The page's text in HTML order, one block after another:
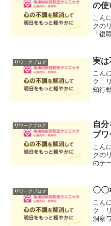
の使
こん
クの
「復
のポ
す。
調が
れで
リワークブログ 実は
こん
ク リ
知行
安や
そう
行動
リワークブログ
自
プワ
こん
クの
のテ
です
具体
そん
こで
リワークブログ 〇〇
こん
ク リ
洞察